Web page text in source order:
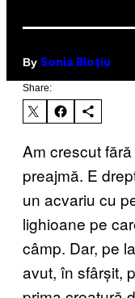
By Sonia Bloțiu
Share:
Am crescut
preajmă. E
un acvariu cu
lighioane pe
câmp. Dar, pe
avut, în sfârșit,